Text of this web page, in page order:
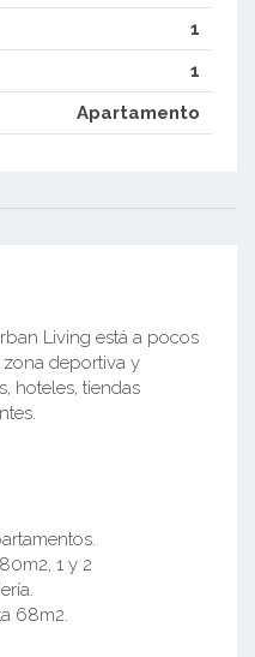
1
1
Apartamento
Living está a pocos
zona deportiva y
hoteles, tiendas
1 y 2
68m2.